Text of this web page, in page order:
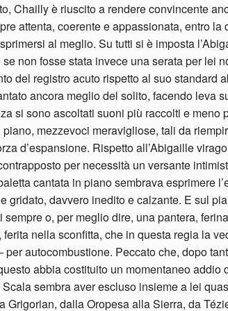
Chailly è riuscito a rendere convincente
attenta, coerente e appassionata, entro
al meglio. Su tutti si è imposta
non fosse stata invece una serata per lei
del registro acuto rispetto al suo standard
ancora meglio del solito, facendo leva
si sono ascoltati suoni più raccolti e meno
mezzevoci meravigliose, tali da
d’espansione. Rispetto all’Abigaille
per necessità un versante
cantata in piano sembrava esprimere
gridato, davvero inedito e calzante. E sul
sempre o, per meglio dire, una pantera,
nella sconfitta, che in questa regia la
per autocombustione. Peccato che, dopo
abbia costituito un momentaneo
sembra aver escluso insieme a lei
Grigorian, dalla Oropesa alla Sierra, da